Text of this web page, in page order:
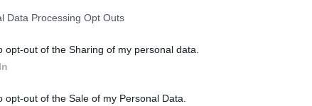
Data Processing Opt Outs
opt-out of the Sharing of my personal data.
opt-out of the Sale of my Personal Data.
Országos hírek